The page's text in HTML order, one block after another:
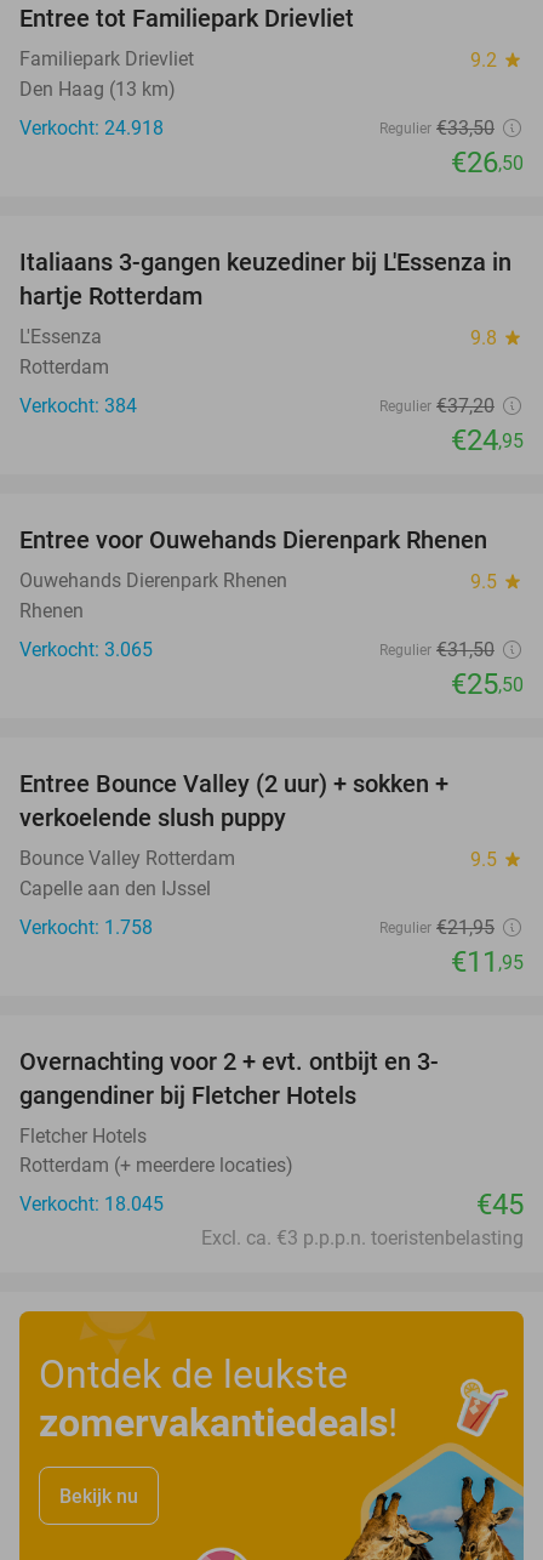
Entree tot Familiepark Drievliet
Familiepark Drievliet 9.2 star
Den Haag (13 km)
Verkocht: 24.918
Regulier €33,50
€26,50
33%
Italiaans 3-gangen keuzediner bij L'Essenza in
hartje Rotterdam
L'Essenza 9.8 star
Rotterdam
Verkocht: 384
Regulier €37,20
€24,95
19%
Entree voor Ouwehands Dierenpark Rhenen
Ouwehands Dierenpark Rhenen 9.5 star
Rhenen
Verkocht: 3.065
Regulier €31,50
€25,50
Entree Bounce Valley (2 uur) + sokken +
verkoelende slush puppy
Bounce Valley Rotterdam 9.5 star
Capelle aan den IJssel
Verkocht: 1.758
Regulier €21,95
€11 ,95
Overnachting voor 2 + evt. ontbijt en 3-
gangendiner bij Fletcher Hotels
Fletcher Hotels
Rotterdam (+ meerdere locaties)
Verkocht: 18.045
€45
Excl. ca. €3 p.p.p.n. toeristenbelasting
Ontdek de leukste
zomervakantiedeals!
Bekijk nu